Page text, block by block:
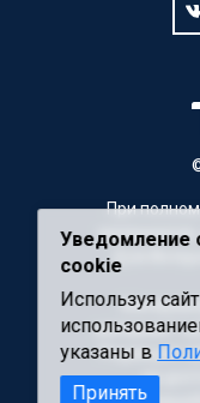
При
материалов,
Для
материал"
Редакция
за
Уведомление
cookie
Используя
указаны в
Принять